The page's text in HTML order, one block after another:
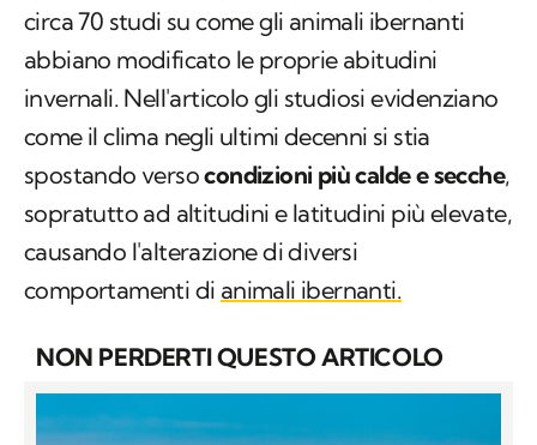
circa 70 studi su come gli animali ibernanti
abbiano modificato le proprie abitudini
invernali. Nell'articolo gli studiosi evidenziano
come il clima negli ultimi decenni si stia
spostando versocondizioni più calde e secche,
sopratutto ad altitudini e latitudini più elevate,
causando l'alterazione di diversi
comportamenti di animali ibernanti.
NON PERDERTI QUESTO ARTICOLO